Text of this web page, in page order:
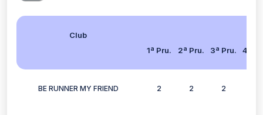
Club
1ª Pru.
2ª Pru. 3ª Pru. 4ª
BE RUNNER MY FRIEND 2 2 2